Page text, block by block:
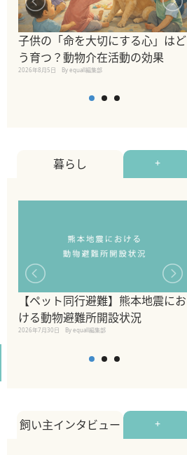
子供の「命を大切にする心」はど
う育つ？動物介在活動の効果
2026年8月5日 By equall編集部
暮らし +
【ペット同行避難】熊本地震にお
ける動物避難所開設状況
2026年7月30日 By equall編集部
飼い主インタビュー +